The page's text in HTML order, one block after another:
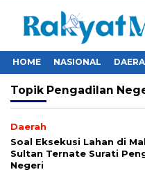
HOME NASIONAL
Topik Pengadilan
Daerah
Soal Eksekusi Lahan di
Sultan Ternate Surati
Negeri